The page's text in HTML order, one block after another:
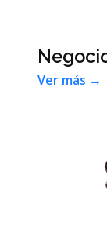
Ver más →